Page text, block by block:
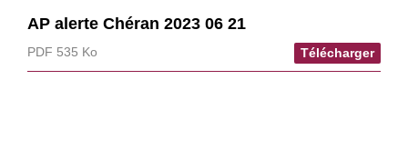
AP alerte Chéran 2023 06 21
PDF 535 Ko Télécharger